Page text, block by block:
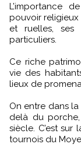
L’importance
pouvoir religieux
et ruelles, ses
particuliers.
Ce riche
vie des
lieux de
On entre dans
delà du
siècle. C’est
tournois du